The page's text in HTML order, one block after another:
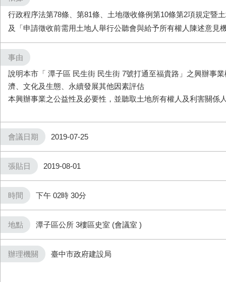
行政程序法第78條、第81條、土地徵收條例第10條第2項規定暨
及「申請徵收前需用土地人舉行公聽會與給予所有權人陳述意見
事由
說明本市「 潭子區 民生街 民生街 7號打通至福貴路」之興辦事
濟、文化及生態、永續發展其他因素評估
本興辦事業之公益性及必要性，並聽取土地所有權人及利害關係
會議日期 2019-07-25
張貼日 2019-08-01
時間 下午 02時 30分
地點 潭子區公所 3樓區史室 (會議室 )
辦理機關 臺中市政府建設局